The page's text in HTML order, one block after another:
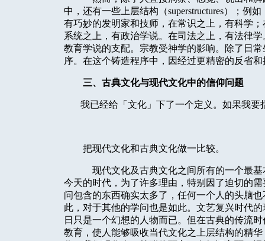
中，还有一些上层结构（superstructures）；例如
有巧妙的发明家和技师，在常识之上，有科学
系统之上，有政治学说。在司法之上，有法律
教育学说的支配。宗教受神学的影响。除了日
序。在这个铸造程序中，因经过更精密的反省
三、古典文化与现代文化中的信仰问题
我已经给「文化」下了一个定义。如果我
把现代文化和古典文化做一比较。
现代文化及古典文化之间所有的一个最
今天的时代，为了许多理由，特别因了迫切的
问包含的东西确实太多了，任何一个人的头脑
此，对于其他的学问也是如此。文艺复兴时代
日只是一个幻想的人物而已。但在古典的传流
教育，使人能够吸收当代文化之上层结构的精